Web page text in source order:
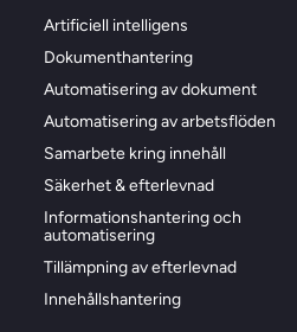
Artificiell intelligens
Dokumenthantering
Automatisering av dokument
Automatisering av arbetsflöden
Samarbete kring innehåll
Säkerhet & efterlevnad
Informationshantering och
automatisering
Tillämpning av efterlevnad
Innehållshantering